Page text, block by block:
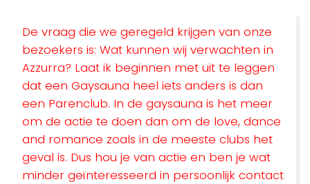
De vraag die we geregeld krijgen van onze
bezoekers is: Wat kunnen wij verwachten in
Azzurra? Laat ik beginnen met uit te leggen
dat een Gaysauna heel iets anders is dan
een Parenclub. In de gaysauna is het meer
om de actie te doen dan om de love, dance
and romance zoals in de meeste clubs het
geval is. Dus hou je van actie en ben je wat
minder geïnteresseerd in persoonlijk contact